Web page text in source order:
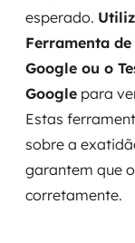
esperado.
Ferramenta
Google ou o
Google para
Estas
sobre a
garantem que
corretamente.